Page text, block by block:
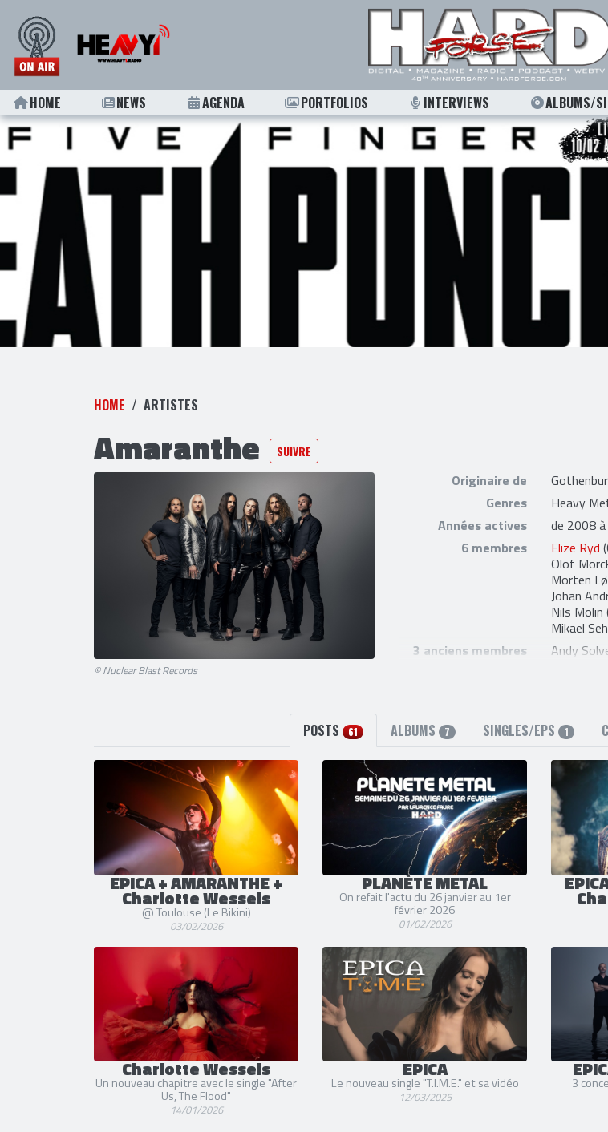
HOME NEWS AGENDA PORTFOLIOS INTERVIEWS ALBUMS/
HOME ARTISTES
Amaranthe SUIVRE
© Nuclear Blast Records
Originaire de
Genres
Heavy
Années actives
de 2008
6 membres
Elize Ryd
Olof
Morten
Johan
Nils Molin
Mikael
3 anciens membres
Andy
POSTS 61 ALBUMS 7 SINGLES/EPS 1
EPICA + AMARANTHE +
Charlotte Wessels
@ Toulouse (Le Bikini)
03/02/2026
PLANÈTE METAL
On refait l'actu du 26 janvier au 1er
février 2026
01/02/2026
Charlotte Wessels
Un nouveau chapitre avec le single "After
Us, The Flood"
14/01/2026
EPICA
Le nouveau single "T.I.M.E." et sa vidéo
12/03/2025
3